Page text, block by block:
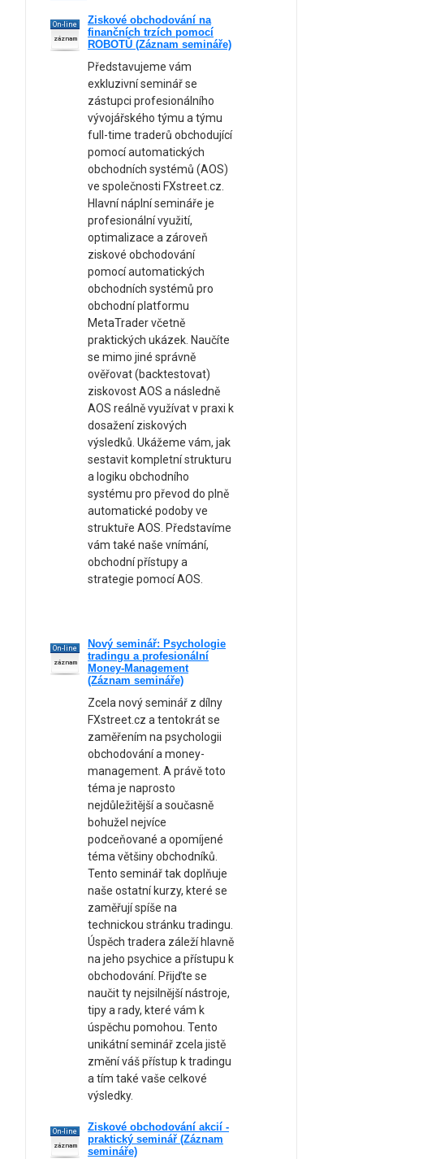
On-line
záznam
Ziskové obchodování na
finančních trzích pomocí
ROBOTŮ (Záznam semináře)
Představujeme vám
exkluzivní seminář se
zástupci profesionálního
vývojářského týmu a týmu
full-time traderů obchodující
pomocí automatických
obchodních systémů (AOS)
ve společnosti FXstreet.cz.
Hlavní náplní semináře je
profesionální využití,
optimalizace a zároveň
ziskové obchodování
pomocí automatických
obchodních systémů pro
obchodní platformu
MetaTrader včetně
praktických ukázek. Naučíte
se mimo jiné správně
ověřovat (backtestovat)
ziskovost AOS a následně
AOS reálně využívat v praxi k
dosažení ziskových
výsledků. Ukážeme vám, jak
sestavit kompletní strukturu
a logiku obchodního
systému pro převod do plně
automatické podoby ve
struktuře AOS. Představíme
vám také naše vnímání,
obchodní přístupy a
strategie pomocí AOS.
On-line
záznam
Nový seminář: Psychologie
tradingu a profesionální
Money-Management
(Záznam semináře)
Zcela nový seminář z dílny
FXstreet.cz a tentokrát se
zaměřením na psychologii
obchodování a money-
management. A právě toto
téma je naprosto
nejdůležitější a současně
bohužel nejvíce
podceňované a opomíjené
téma většiny obchodníků.
Tento seminář tak doplňuje
naše ostatní kurzy, které se
zaměřují spíše na
technickou stránku tradingu.
Úspěch tradera záleží hlavně
na jeho psychice a přístupu k
obchodování. Přijďte se
naučit ty nejsilnější nástroje,
tipy a rady, které vám k
úspěchu pomohou. Tento
unikátní seminář zcela jistě
změní váš přístup k tradingu
a tím také vaše celkové
výsledky.
On-line
záznam
Ziskové obchodování akcií -
praktický seminář (Záznam
semináře)